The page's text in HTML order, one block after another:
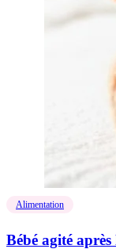
Alimentation
Bébé agité